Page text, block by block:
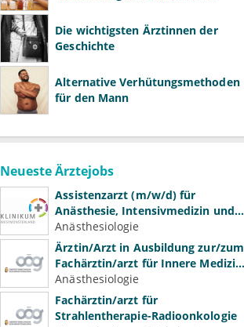
Die wichtigsten Ärztinnen der
Geschichte
Alternative Verhütungsmethoden
für den Mann
Neueste Ärztejobs
Assistenzarzt (m/w/d) für
Anästhesie, Intensivmedizin und
Schmerztherapie
Anästhesiologie
Ärztin/Arzt in Ausbildung zur/zum
Fachärztin/arzt für Innere Medizin
(Kardiologie, Nephrologie,
Intensivmedizin)
Anästhesiologie
Fachärztin/arzt für
Strahlentherapie-Radioonkologie